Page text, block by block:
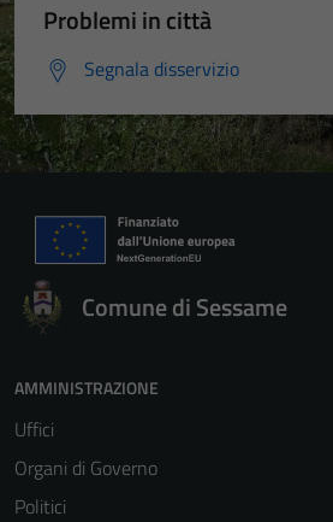
Problemi in città
Segnala disservizio
Comune di Sessame
AMMINISTRAZIONE
Uffici
Organi di Governo
Politici